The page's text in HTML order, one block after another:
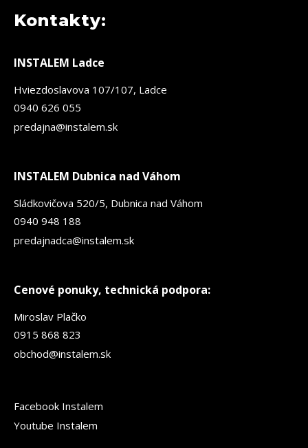
Kontakty:
INSTALEM Ladce
Hviezdoslavova 107/107, Ladce
0940 626 055
predajna@instalem.sk
INSTALEM Dubnica nad Váhom
Sládkovičova 520/5, Dubnica nad Váhom
0940 948 188
predajnadca@instalem.sk
Cenové ponuky, technická podpora:
Miroslav Plačko
0915 868 823
obchod@instalem.sk
Facebook Instalem
Youtube Instalem